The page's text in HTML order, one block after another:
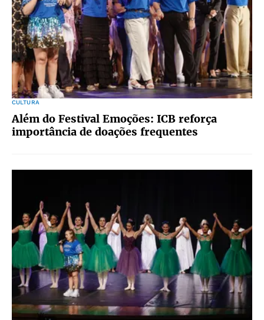
CULTURA
Além do Festival Emoções: ICB reforça
importância de doações frequentes